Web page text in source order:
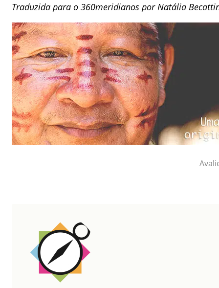
Traduzida para o 360meridianos por Natália